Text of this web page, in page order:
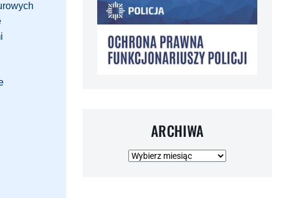
ARCHIWA
Archiwa